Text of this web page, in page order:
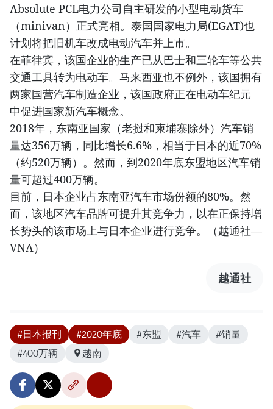
Absolute PCL电力公司自主研发的小型电动货车
（minivan）正式亮相。泰国国家电力局(EGAT)也
计划将把旧机车改成电动汽车并上市。
在菲律宾，该国企业的生产已从巴士和三轮车等公共
交通工具转为电动车。马来西亚也不例外，该国拥有
两家国营汽车制造企业，该国政府正在电动车纪元
中促进国家新汽车概念。
2018年，东南亚国家（老挝和柬埔寨除外）汽车销
量达356万辆，同比增长6.6%，相当于日本的近70%
（约520万辆）。然而，到2020年底东盟地区汽车销
量可超过400万辆。
目前，日本企业占东南亚汽车市场份额的80%。然
而，该地区汽车品牌可提升其竞争力，以在正保持增
长势头的该市场上与日本企业进行竞争。（越通社—
VNA）
越通社
#日本报刊 #2020年底 #东盟 #汽车
#销量
#400万辆
越南